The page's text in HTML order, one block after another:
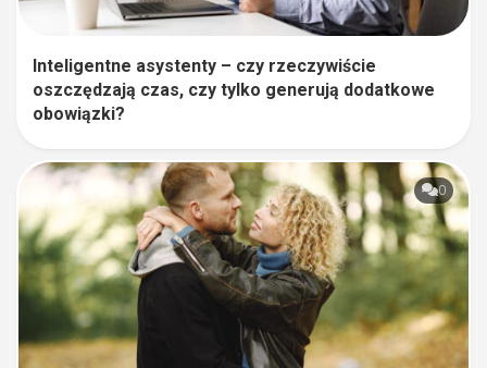
Inteligentne asystenty – czy rzeczywiście
oszczędzają czas, czy tylko generują dodatkowe
obowiązki?
0